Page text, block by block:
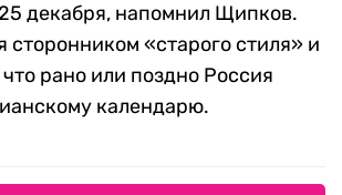
декабря, напомнил Щипков.
сторонником «старого стиля» и
рано или поздно Россия
календарю.